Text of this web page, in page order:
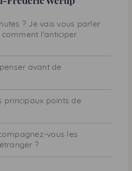
? Je vais vous parler
l'anticiper.
avant de
principaux points de
vous les
?